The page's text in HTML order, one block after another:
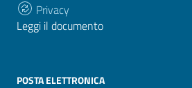
Privacy
Leggi il documento
POSTA ELETTRONICA